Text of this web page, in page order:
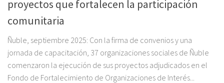
proyectos que fortalecen la participación
comunitaria
Ñuble, septiembre 2025: Con la firma de convenios y una
jornada de capacitación, 37 organizaciones sociales de Ñuble
comenzaron la ejecución de sus proyectos adjudicados en el
Fondo de Fortalecimiento de Organizaciones de Interés...